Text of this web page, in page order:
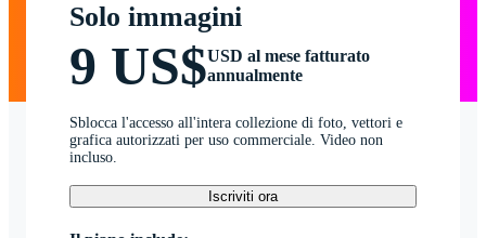
Solo immagini
9 US$USD al mese fatturato
annualmente
Sblocca l'accesso all'intera collezione di foto, vettori e
grafica autorizzati per uso commerciale. Video non
incluso.
Iscriviti ora